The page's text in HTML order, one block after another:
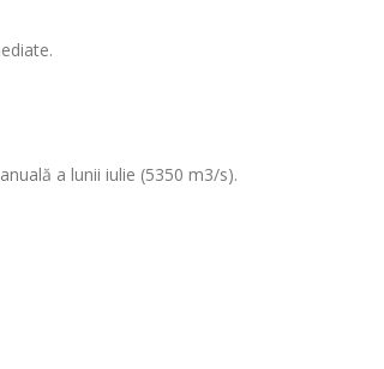
a lunii iulie (5350 m3/s).